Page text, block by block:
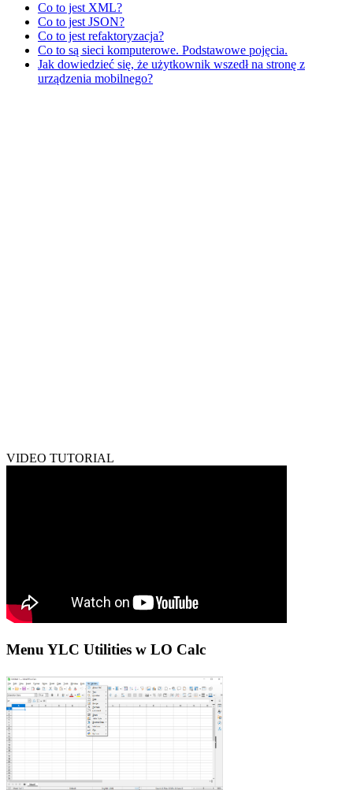
Co to jest XML?
Co to jest JSON?
Co to jest refaktoryzacja?
Co to są sieci komputerowe. Podstawowe pojęcia.
Jak dowiedzieć się, że użytkownik wszedł na stronę z
urządzenia mobilnego?
VIDEO TUTORIAL
Menu YLC Utilities w LO Calc